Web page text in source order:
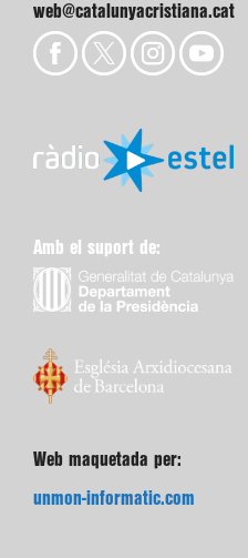
web@catalunyacristiana.cat
Amb el suport de:
Web maquetada per:
unmon-informatic.com